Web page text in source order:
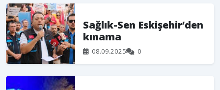
Sağlık-Sen Eskişehir’den
kınama
08.09.2025 0